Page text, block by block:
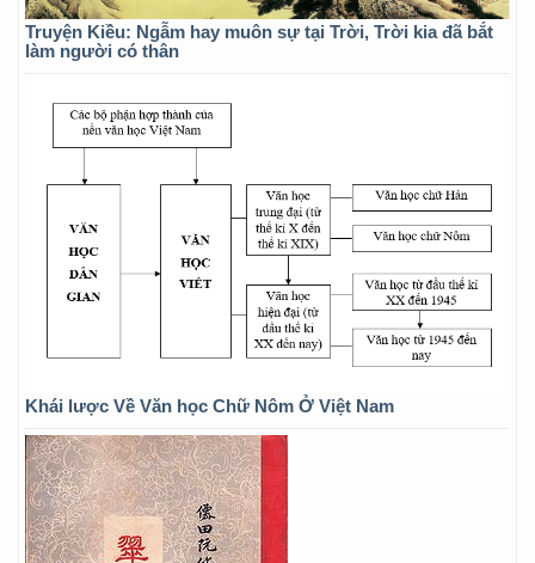
Truyện Kiều: Ngẫm hay muôn sự tại Trời, Trời kia đã bắt
làm người có thân
Khái lược Về Văn học Chữ Nôm Ở Việt Nam